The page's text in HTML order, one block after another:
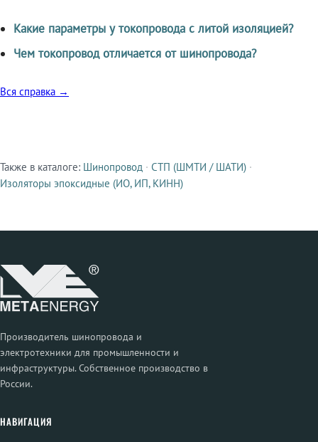
Какие параметры у токопровода с литой изоляцией?
Чем токопровод отличается от шинопровода?
Вся справка →
Смежные продукты
Также в каталоге: Шинопровод · СТП (ШМТИ / ШАТИ) ·
Изоляторы эпоксидные (ИО, ИП, КИНН)
Производитель шинопровода и
электротехники для промышленности и
инфраструктуры. Собственное производство в
России.
НАВИГАЦИЯ